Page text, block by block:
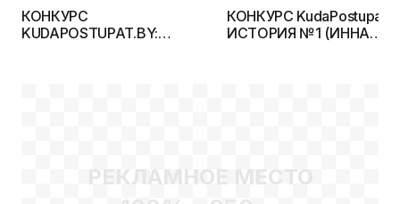
КОНКУРС
KUDAPOSTUPAT.BY:
КОНКУРС
ИСТОРИЯ №1 (ИННА
РЕКЛАМНОЕ МЕСТО